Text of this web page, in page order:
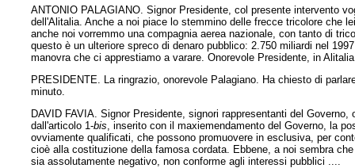
ANTONIO PALAGIANO. Signor Presidente, col presente intervento
dell'Alitalia. Anche a noi piace lo stemmino delle frecce tricolore che
anche noi vorremmo una compagnia aerea nazionale, con tanto di
questo è un ulteriore spreco di denaro pubblico: 2.750 miliardi nel
manovra che ci apprestiamo a varare. Onorevole Presidente, in
PRESIDENTE. La ringrazio, onorevole Palagiano. Ha chiesto di
minuto.
DAVID FAVIA. Signor Presidente, signori rappresentanti del
dall'articolo 1-bis , inserito con il maxiemendamento del Governo, la
ovviamente qualificati, che possono promuovere in esclusiva, per
cioè alla costituzione della famosa cordata. Ebbene, a noi sembra
sia assolutamente negativo, non conforme agli interessi pubblici ....